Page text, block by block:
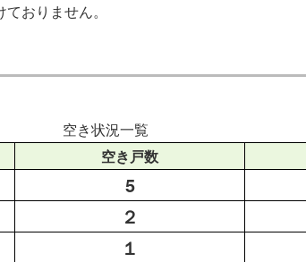
おりません。
空き状況一覧
空き戸数
5
２
１